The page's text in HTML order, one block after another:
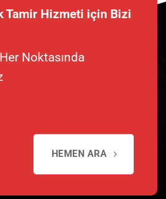
Tamir Hizmeti için Bizi
Noktasında
HEMEN ARA